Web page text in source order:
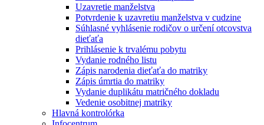
Uzavretie manželstva
Potvrdenie k uzavretiu manželstva v cudzine
Súhlasné vyhlásenie rodičov o určení otcovstva
dieťaťa
Prihlásenie k trvalému pobytu
Vydanie rodného listu
Zápis narodenia dieťaťa do matriky
Zápis úmrtia do matriky
Vydanie duplikátu matričného dokladu
Vedenie osobitnej matriky
Hlavná kontrolórka